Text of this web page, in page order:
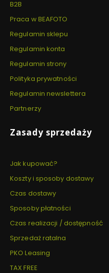
B2B
Praca w BEAFOTO
Regulamin sklepu
Regulamin konta
Regulamin strony
Polityka prywatności
Regulamin newslettera
Partnerzy
Zasady sprzedaży
Jak kupować?
Koszty i sposoby dostawy
Czas dostawy
Sposoby płatności
Czas realizacji / dostępność
Sprzedaż ratalna
PKO Leasing
TAX FREE